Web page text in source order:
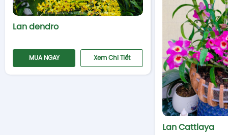
Lan dendro
MUA NGAY Xem Chi Tiết
Lan Cattlaya